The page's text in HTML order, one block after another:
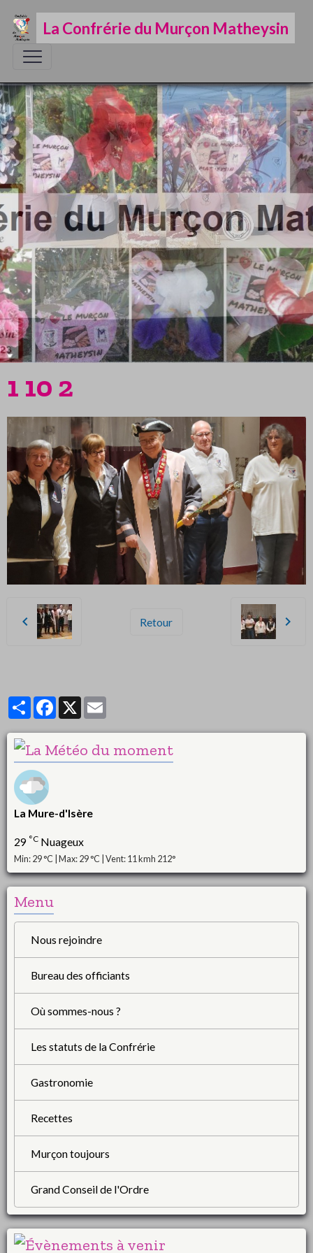
La Confrérie du Murçon Matheysin
1 10 2
Retour
PartagerFacebook
X
La Mure-d'Isère
29 °C Nuageux
Min: 29 °C | Max: 29 °C | Vent: 11 kmh 212°
Menu
Nous rejoindre
Bureau des officiants
Où sommes-nous ?
Les statuts de la Confrérie
Gastronomie
Recettes
Murçon toujours
Grand Conseil de l'Ordre